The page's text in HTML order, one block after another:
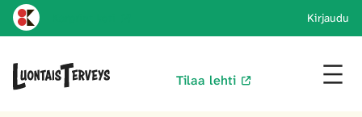
Kirjaudu
Tilaa lehti